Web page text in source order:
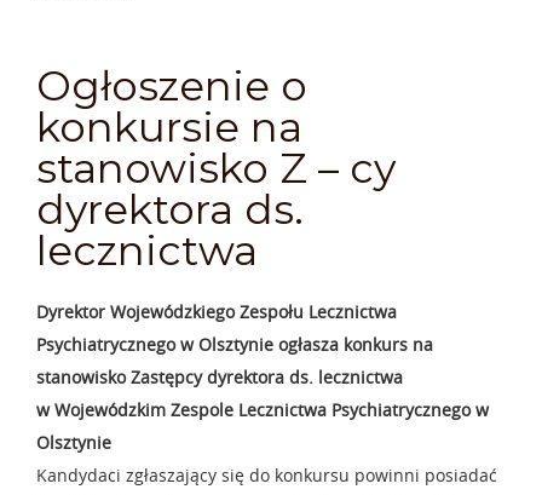
Ogłoszenie o
konkursie na
stanowisko Z – cy
dyrektora ds.
lecznictwa
Dyrektor Wojewódzkiego Zespołu Lecznictwa
Psychiatrycznego w Olsztynie ogłasza konkurs na
stanowisko Zastępcy dyrektora ds. lecznictwa
w Wojewódzkim Zespole Lecznictwa Psychiatrycznego w
Olsztynie
Kandydaci zgłaszający się do konkursu powinni posiadać